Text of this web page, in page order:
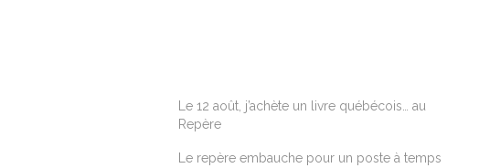
Le 12 août, j’achète un livre québécois… au
Repère
Le repère embauche pour un poste à temps